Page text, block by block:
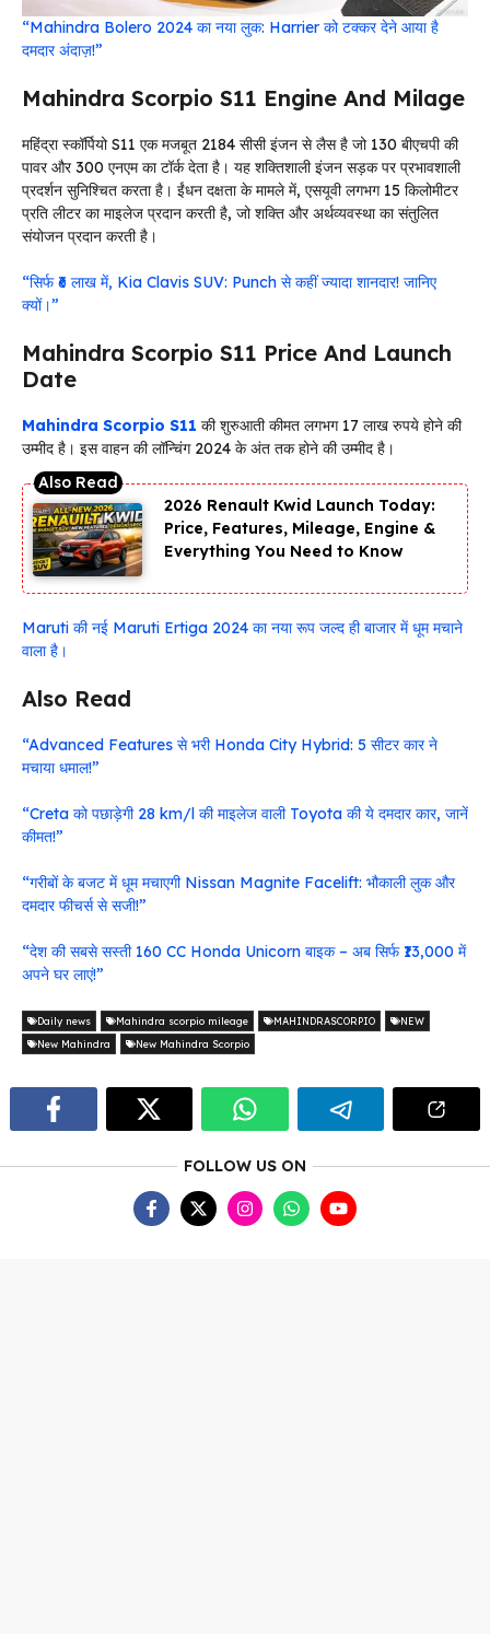
“Mahindra Bolero 2024 का नया लुक: Harrier को टक्कर देने आया है
दमदार अंदाज़!”
Mahindra Scorpio S11 Engine And Milage
महिंद्रा स्कॉर्पियो S11 एक मजबूत 2184 सीसी इंजन से लैस है जो 130 बीएचपी की
पावर और 300 एनएम का टॉर्क देता है। यह शक्तिशाली इंजन सड़क पर प्रभावशाली
प्रदर्शन सुनिश्चित करता है। ईंधन दक्षता के मामले में, एसयूवी लगभग 15 किलोमीटर
प्रति लीटर का माइलेज प्रदान करती है, जो शक्ति और अर्थव्यवस्था का संतुलित
संयोजन प्रदान करती है।
“सिर्फ ₹6 लाख में, Kia Clavis SUV: Punch से कहीं ज्यादा शानदार! जानिए
क्यों।”
Mahindra Scorpio S11 Price And Launch
Date
Mahindra Scorpio S11 की शुरुआती कीमत लगभग 17 लाख रुपये होने की
उम्मीद है। इस वाहन की लॉन्चिंग 2024 के अंत तक होने की उम्मीद है।
2026 Renault Kwid Launch Today:
Price, Features, Mileage, Engine &
Everything You Need to Know
Maruti की नई Maruti Ertiga 2024 का नया रूप जल्द ही बाजार में धूम मचाने
वाला है।
Also Read
“Advanced Features से भरी Honda City Hybrid: 5 सीटर कार ने
मचाया धमाल!”
“Creta को पछाड़ेगी 28 km/l की माइलेज वाली Toyota की ये दमदार कार, जानें
कीमत!”
“गरीबों के बजट में धूम मचाएगी Nissan Magnite Facelift: भौकाली लुक और
दमदार फीचर्स से सजी!”
“देश की सबसे सस्ती 160 CC Honda Unicorn बाइक – अब सिर्फ ₹13,000 में
अपने घर लाएं!”
Daily news Mahindra scorpio mileage MAHINDRASCORPIO
NEW
New Mahindra
New Mahindra Scorpio
FOLLOW US ON